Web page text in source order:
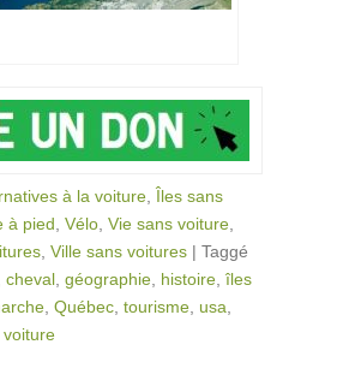
à la voiture Îles sans
à pied Vélo Vie sans voiture
Ville sans voitures | Taggé
cheval géographie histoire îles
Québec tourisme usa
voiture